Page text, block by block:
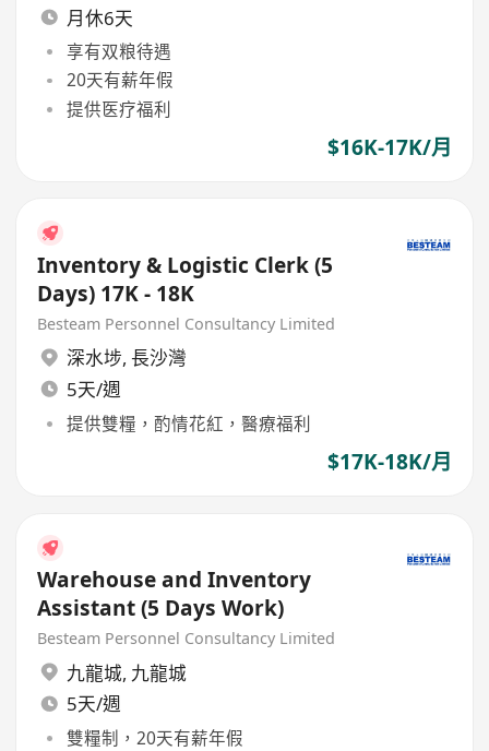
月休6天
享有双粮待遇
20天有薪年假
提供医疗福利
$16K-17K/月
Inventory & Logistic Clerk (5
Days) 17K - 18K
Besteam Personnel Consultancy Limited
深水埗, 長沙灣
5天/週
提供雙糧，酌情花紅，醫療福利
$17K-18K/月
Warehouse and Inventory
Assistant (5 Days Work)
Besteam Personnel Consultancy Limited
九龍城, 九龍城
5天/週
雙糧制，20天有薪年假